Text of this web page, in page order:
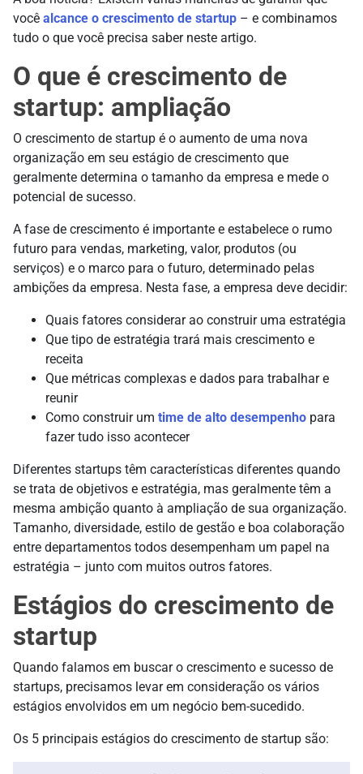
você alcance o crescimento de startup – e combinamos
tudo o que você precisa saber neste artigo.
O que é crescimento de
startup: ampliação
O crescimento de startup é o aumento de uma nova
organização em seu estágio de crescimento que
geralmente determina o tamanho da empresa e mede o
potencial de sucesso.
A fase de crescimento é importante e estabelece o rumo
futuro para vendas, marketing, valor, produtos (ou
serviços) e o marco para o futuro, determinado pelas
ambições da empresa. Nesta fase, a empresa deve decidir:
Quais fatores considerar ao construir uma estratégia
Que tipo de estratégia trará mais crescimento e
receita
Que métricas complexas e dados para trabalhar e
reunir
Como construir um time de alto desempenho para
fazer tudo isso acontecer
Diferentes startups têm características diferentes quando
se trata de objetivos e estratégia, mas geralmente têm a
mesma ambição quanto à ampliação de sua organização.
Tamanho, diversidade, estilo de gestão e boa colaboração
entre departamentos todos desempenham um papel na
estratégia – junto com muitos outros fatores.
Estágios do crescimento de
startup
Quando falamos em buscar o crescimento e sucesso de
startups, precisamos levar em consideração os vários
estágios envolvidos em um negócio bem-sucedido.
Os 5 principais estágios do crescimento de startup são: